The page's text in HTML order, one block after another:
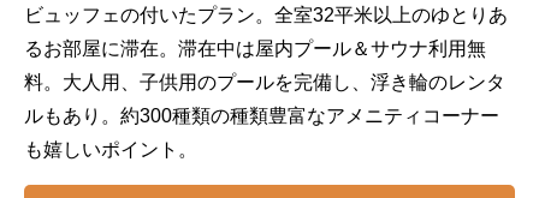
ビュッフェの付いたプラン。全室32平米以上のゆとりあ
るお部屋に滞在。滞在中は屋内プール＆サウナ利用無
料。大人用、子供用のプールを完備し、浮き輪のレンタ
ルもあり。約300種類の種類豊富なアメニティコーナー
も嬉しいポイント。